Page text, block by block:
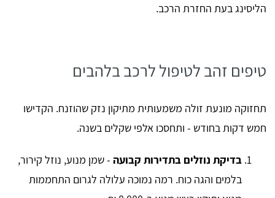
הליסינג בעת החזרת הרכב.
טיפים זהב לטיפול לרכב בלהבים
תחזוקה מונעת זולה משמעותית מתיקון נזק שהוזנח. הקדישו
חמש דקות בחודש - ותחסכו אלפי שקלים בשנה.
בדיקת נוזלים בתדירות קבועה - שמן מנוע, נוזל קירור,
בלמים והגה כוח. רמה נמוכה עלולה לגרום התחממות